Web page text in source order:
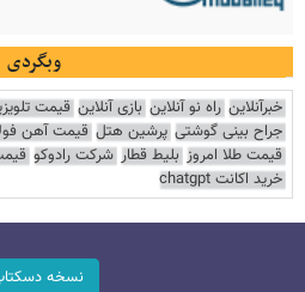
وبگردی
خبرآنلاین راه نو آنلاین بازی آنلاین قیمت
جراح بینی گوشتی پرشین هتل قیمت آهن
قیمت طلا امروز بلیط قطار شرکت رادوکو
خرید اکانت chatgpt
نسخه